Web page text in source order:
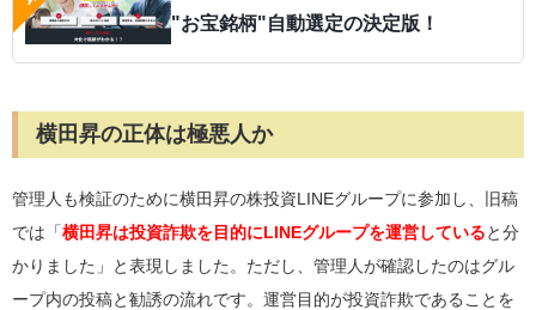
"お宝銘柄"自動選定の決定版！
横田昇の正体は極悪人か
管理人も検証のために横田昇の株投資LINEグループに参加し、旧稿
では「横田昇は投資詐欺を目的にLINEグループを運営していると分
かりました」と表現しました。ただし、管理人が確認したのはグル
ープ内の投稿と勧誘の流れです。運営目的が投資詐欺であることを